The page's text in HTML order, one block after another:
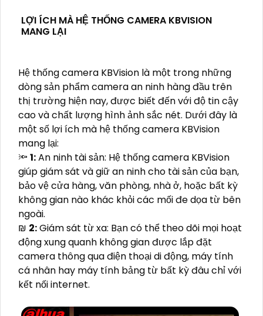
LỢI ÍCH MÀ HỆ THỐNG CAMERA KBVISION
MANG LẠI
Hệ thống camera KBVision là một trong những
dòng sản phẩm camera an ninh hàng đầu trên
thị trường hiện nay, được biết đến với độ tin cậy
cao và chất lượng hình ảnh sắc nét. Dưới đây là
một số lợi ích mà hệ thống camera KBVision
mang lại:
🔦 1:An ninh tài sản: Hệ thống camera KBVision
giúp giám sát và giữ an ninh cho tài sản của bạn,
bảo vệ cửa hàng, văn phòng, nhà ở, hoặc bất kỳ
không gian nào khác khỏi các mối đe dọa từ bên
ngoài.
₪ 2:Giám sát từ xa: Bạn có thể theo dõi mọi hoạt
động xung quanh không gian được lắp đặt
camera thông qua điện thoại di động, máy tính
cá nhân hay máy tính bảng từ bất kỳ đâu chỉ với
kết nối internet.